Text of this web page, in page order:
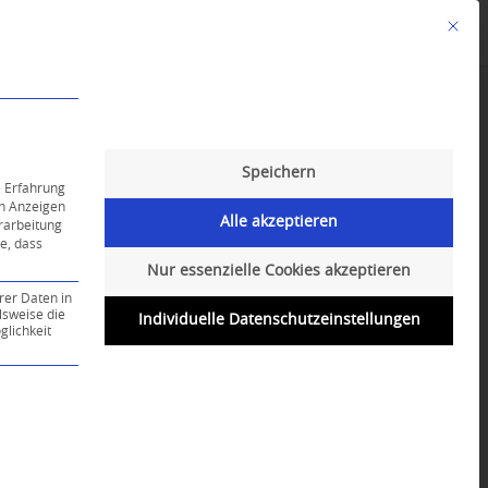
Mit
Erfahrung
Anzeigen
dass
Daten in
die
ist essenziell und kann nicht abgewählt
Speichern
Alle akzeptieren
Nur essenzielle Cookies akzeptieren
Individuelle Datenschutzeinstellungen